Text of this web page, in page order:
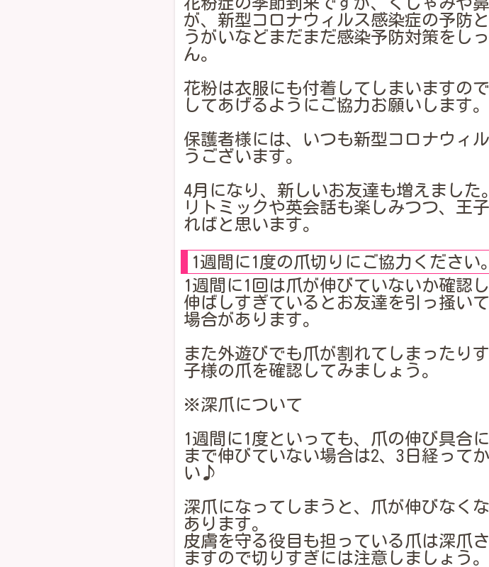
が、新型コロナウィルス感染症の予防
うがいなどまだまだ感染予防対策をし
ん。
花粉は衣服にも付着してしまいますの
してあげるようにご協力お願いします。
保護者様には、いつも新型コロナウィ
うございます。
4月になり、新しいお友達も増えました。
リトミックや英会話も楽しみつつ、王
ればと思います。
1週間に1度の爪切りにご協力ください。
1週間に1回は爪が伸びていないか確認
伸ばしすぎているとお友達を引っ掻い
場合があります。
また外遊びでも爪が割れてしまったり
子様の爪を確認してみましょう。
※深爪について
1週間に1度といっても、爪の伸び具合
まで伸びていない場合は2、3日経って
い♪
深爪になってしまうと、爪が伸びなく
あります。
皮膚を守る役目も担っている爪は深爪
ますので切りすぎには注意しましょう。